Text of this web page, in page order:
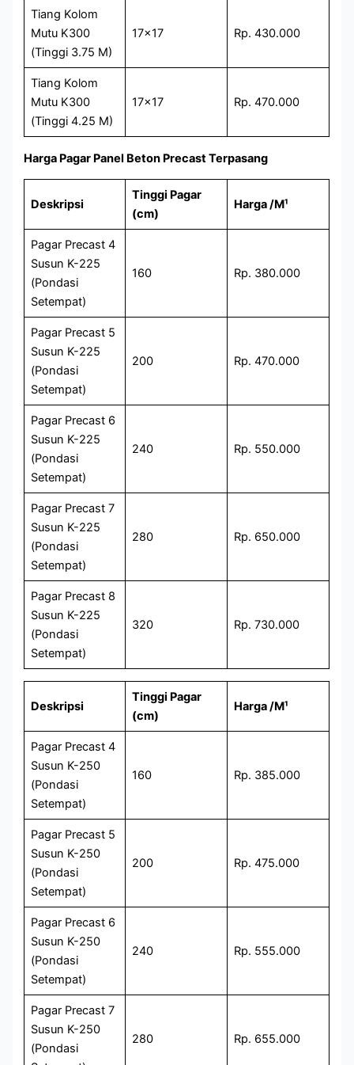
Tiang Kolom
Mutu K300
(Tinggi 3.75 M)
17×17 Rp. 430.000
Tiang Kolom
Mutu K300
(Tinggi 4.25 M)
17×17 Rp. 470.000
Harga Pagar Panel Beton Precast Terpasang
Deskripsi
Tinggi Pagar
(cm)
Harga /M¹
Pagar Precast 4
Susun K-225
(Pondasi
Setempat)
160 Rp. 380.000
Pagar Precast 5
Susun K-225
(Pondasi
Setempat)
200 Rp. 470.000
Pagar Precast 6
Susun K-225
(Pondasi
Setempat)
240 Rp. 550.000
Pagar Precast 7
Susun K-225
(Pondasi
Setempat)
280 Rp. 650.000
Pagar Precast 8
Susun K-225
(Pondasi
Setempat)
320 Rp. 730.000
Deskripsi
Tinggi Pagar
(cm)
Harga /M¹
Pagar Precast 4
Susun K-250
(Pondasi
Setempat)
160 Rp. 385.000
Pagar Precast 5
Susun K-250
(Pondasi
Setempat)
200 Rp. 475.000
Pagar Precast 6
Susun K-250
(Pondasi
Setempat)
240 Rp. 555.000
Pagar Precast 7
Susun K-250
(Pondasi
280 Rp. 655.000